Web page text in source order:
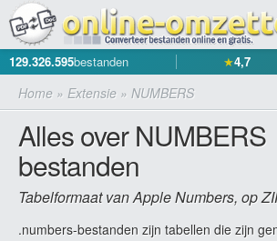
129.326.595bestanden ★4,7
Home » Extensie » NUMBERS
Alles over NUMBERS
bestanden
Tabelformaat van Apple Numbers, op
.numbers-bestanden zijn tabellen die zijn